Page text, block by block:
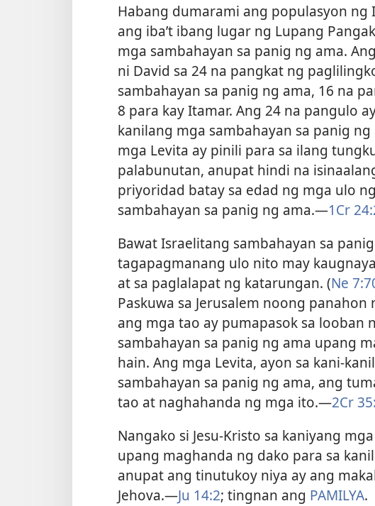
Habang dumarami ang populasyon
ang iba’t ibang lugar ng Lupang
mga sambahayan sa panig ng ama.
ni David sa 24 na pangkat ng
sambahayan sa panig ng ama, 16 na
8 para kay Itamar. Ang 24 na pangulo
kanilang mga sambahayan sa panig ng
mga Levita ay pinili para sa ilang
palabunutan, anupat hindi na
priyoridad batay sa edad ng mga ulo
sambahayan sa panig ng ama.​—1Cr
Bawat Israelitang sambahayan sa
tagapagmanang ulo nito may
at sa paglalapat ng katarungan. (Ne
Paskuwa sa Jerusalem noong
ang mga tao ay pumapasok sa looban
sambahayan sa panig ng ama upang
hain. Ang mga Levita, ayon sa kani-
sambahayan sa panig ng ama, ang
tao at naghahanda ng mga ito.​—2Cr
Nangako si Jesu-Kristo sa kaniyang
upang maghanda ng dako para sa
anupat ang tinutukoy niya ay ang
Jehova.​—Ju 14:2; tingnan ang PAMILYA.